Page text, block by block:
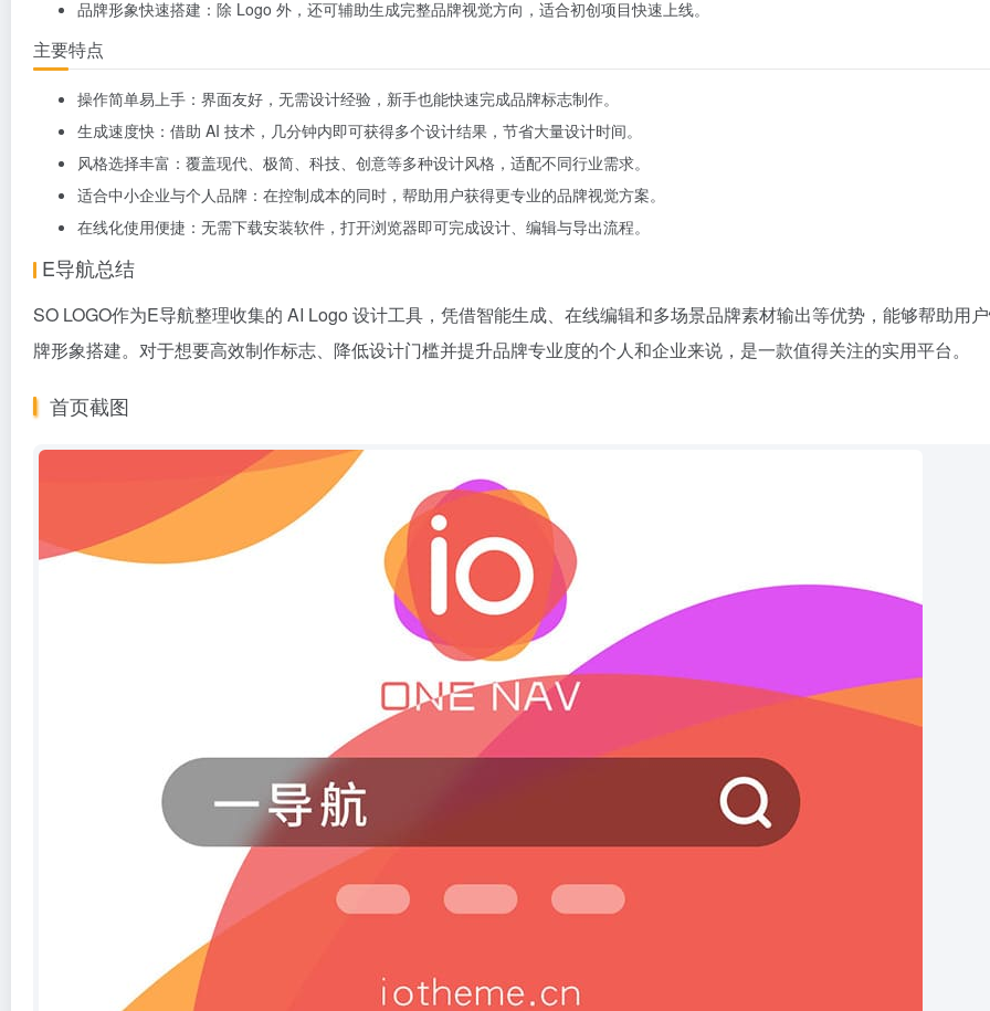
品牌形象快速搭建：除 Logo 外，还可辅助生成完整品牌视觉方向，适合初创项目快速上线。
主要特点
操作简单易上手：界面友好，无需设计经验，新手也能快速完成品牌标志制作。
生成速度快：借助 AI 技术，几分钟内即可获得多个设计结果，节省大量设计时间。
风格选择丰富：覆盖现代、极简、科技、创意等多种设计风格，适配不同行业需求。
适合中小企业与个人品牌：在控制成本的同时，帮助用户获得更专业的品牌视觉方案。
在线化使用便捷：无需下载安装软件，打开浏览器即可完成设计、编辑与导出流程。
E导航总结
SO LOGO作为E导航整理收集的 AI Logo 设计工具，凭借智能生成、在线编辑和多场景品牌素材输出等优势，能够帮助用
牌形象搭建。对于想要高效制作标志、降低设计门槛并提升品牌专业度的个人和企业来说，是一款值得关注的实用平台。
首页截图